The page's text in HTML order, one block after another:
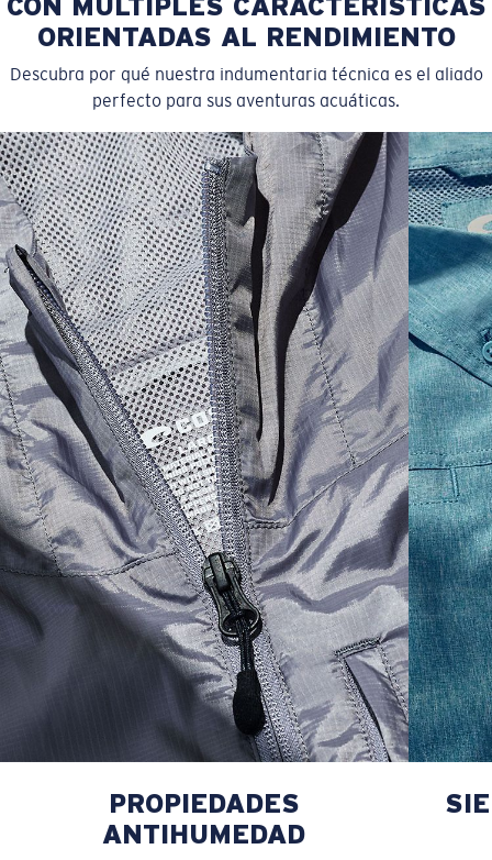
SIZES 1. CHEST 2. BODY LENGTH 3. SLEEVE LENGTH
S 19" 27” 7 ¾”
M 21" 28" 8 ¼”
L 23” 29” 8 ¾”
XL 25” 30” 9 ¼”
XXL 27” 31” 9 ¾”
ORIENTADAS AL RENDIMIENTO
Descubra por qué nuestra indumentaria técnica es el aliado
perfecto para sus aventuras acuáticas.
PROPIEDADES
ANTIHUMEDAD